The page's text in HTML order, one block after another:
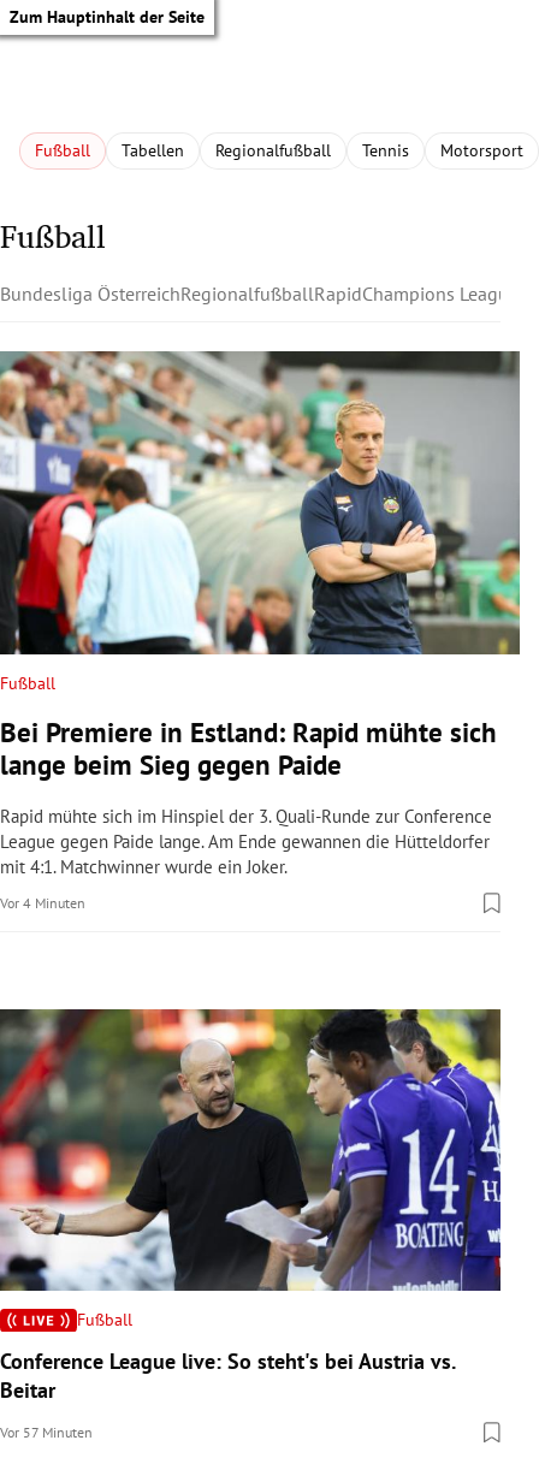
Zum Hauptinhalt der Seite
Untermenü
Untermenü
Untermenü
Untermenü
Untermenü
Untermenü
Untermenü
Untermenü
Fußball Tabellen Regionalfußball Tennis Motorsport
Fußball
Bundesliga ÖsterreichRegionalfußballRapidChampions League
Fußball
Bei Premiere in Estland: Rapid mühte sich
lange beim Sieg gegen Paide
Rapid mühte sich im Hinspiel der 3. Quali-Runde zur Conference
League gegen Paide lange. Am Ende gewannen die Hütteldorfer
mit 4:1. Matchwinner wurde ein Joker.
Vor 4 Minuten
Fußball
Conference League live: So steht's bei Austria vs.
Beitar
Vor 57 Minuten